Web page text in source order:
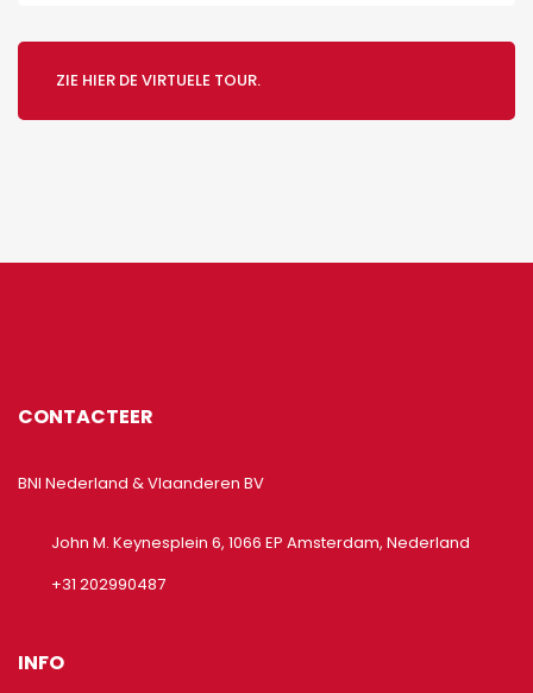
ZIE HIER DE VIRTUELE TOUR.
CONTACTEER
BNI Nederland & Vlaanderen BV
John M. Keynesplein 6, 1066 EP Amsterdam, Nederland
+31 202990487
INFO